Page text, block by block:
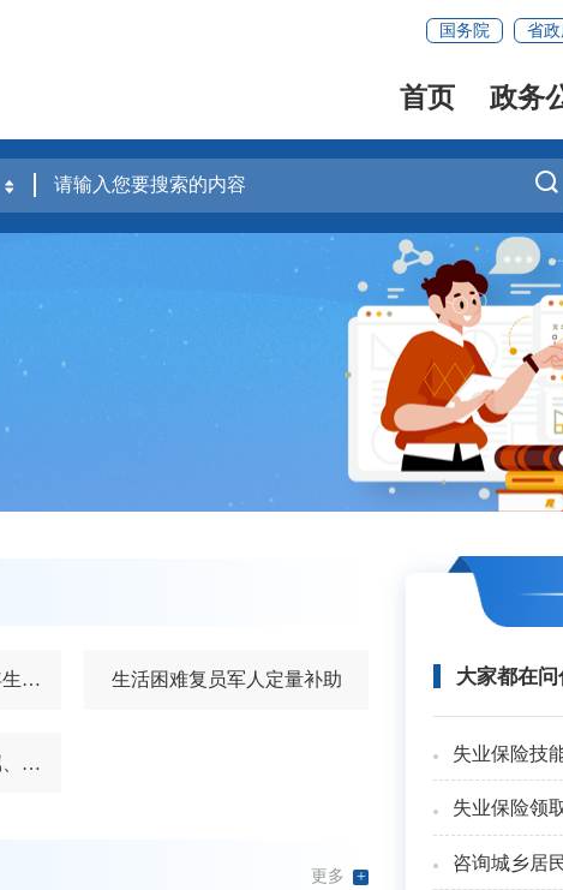
国务院 省
首页 政务
部分农村籍退役士兵老年生活补助 生活困难复员军人定量补助
烈属、因公牺牲军人遗属、病故军人遗属定期抚恤金
更多 +
大家都在
失业保险技
失业保险领
咨询城乡居